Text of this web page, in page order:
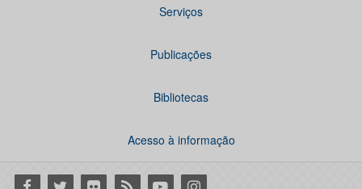
Serviços
Publicações
Bibliotecas
Acesso à informação